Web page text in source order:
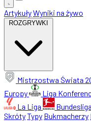
ArtykułyWyniki na żywo
ROZGRYWKI
Mistrzostwa Świata
Europy
Liga
La Liga
Bundesliga
SkrótyTypy Bukmacherzy